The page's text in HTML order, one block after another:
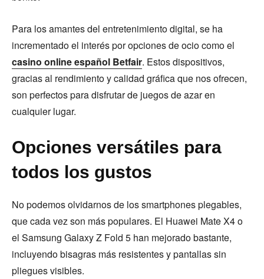
Para los amantes del entretenimiento digital, se ha
incrementado el interés por opciones de ocio como el
casino online español Betfair. Estos dispositivos,
gracias al rendimiento y calidad gráfica que nos ofrecen,
son perfectos para disfrutar de juegos de azar en
cualquier lugar.
Opciones versátiles para
todos los gustos
No podemos olvidarnos de los smartphones plegables,
que cada vez son más populares. El Huawei Mate X4 o
el Samsung Galaxy Z Fold 5 han mejorado bastante,
incluyendo bisagras más resistentes y pantallas sin
pliegues visibles.